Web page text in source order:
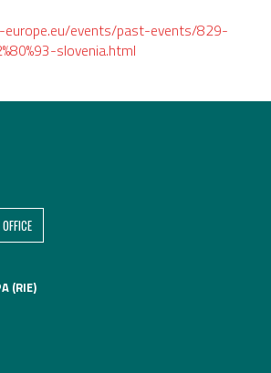
ENevents/past-events/829-
slovenia.html
(RIE)